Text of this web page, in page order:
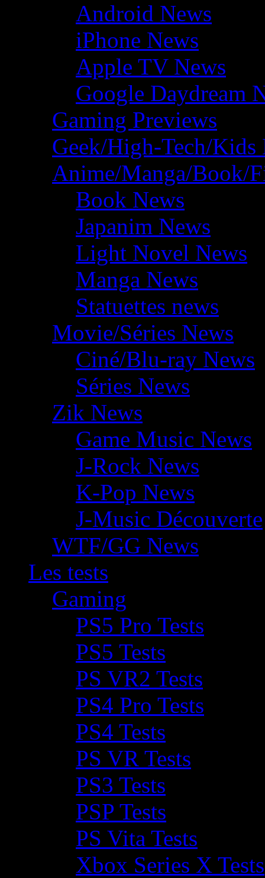
Android News
iPhone News
Apple TV News
Google Daydream
Gaming Previews
Geek/High-Tech/Kids
Anime/Manga/Book/
Book News
Japanim News
Light Novel News
Manga News
Statuettes news
Movie/Séries News
Ciné/Blu-ray News
Séries News
Zik News
Game Music News
J-Rock News
K-Pop News
J-Music Découverte
WTF/GG News
Les tests
Gaming
PS5 Pro Tests
PS5 Tests
PS VR2 Tests
PS4 Pro Tests
PS4 Tests
PS VR Tests
PS3 Tests
PSP Tests
PS Vita Tests
Xbox Series X Tests